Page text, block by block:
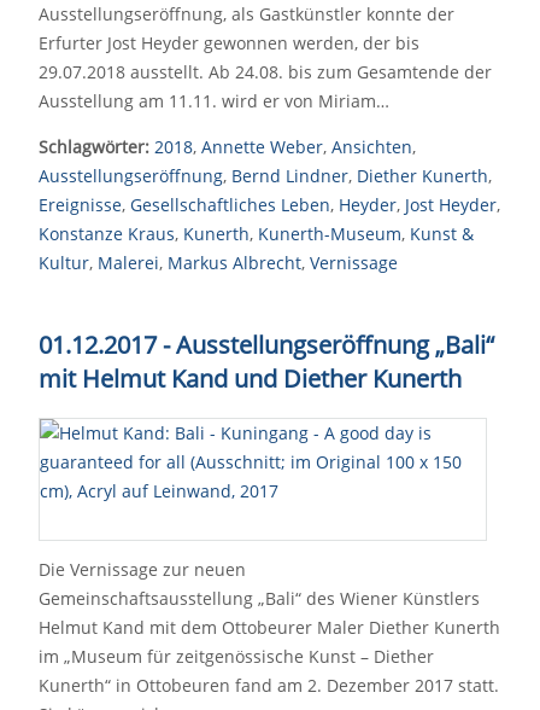
Ausstellungseröffnung, als Gastkünstler konnte der
Erfurter Jost Heyder gewonnen werden, der bis
29.07.2018 ausstellt. Ab 24.08. bis zum Gesamtende der
Ausstellung am 11.11. wird er von Miriam…
Schlagwörter: 2018, Annette Weber, Ansichten,
Ausstellungseröffnung, Bernd Lindner, Diether Kunerth,
Ereignisse, Gesellschaftliches Leben, Heyder, Jost Heyder,
Konstanze Kraus, Kunerth, Kunerth-Museum, Kunst &
Kultur, Malerei, Markus Albrecht, Vernissage
01.12.2017 - Ausstellungseröffnung „Bali“
mit Helmut Kand und Diether Kunerth
Die Vernissage zur neuen
Gemeinschaftsausstellung „Bali“ des Wiener Künstlers
Helmut Kand mit dem Ottobeurer Maler Diether Kunerth
im „Museum für zeitgenössische Kunst – Diether
Kunerth“ in Ottobeuren fand am 2. Dezember 2017 statt.